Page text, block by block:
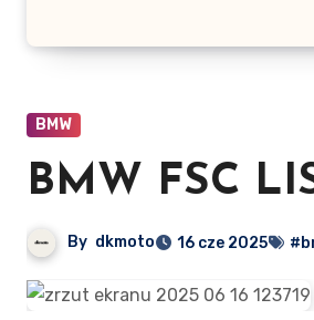
BMW
BMW FSC
By dkmoto 16 cze 2025